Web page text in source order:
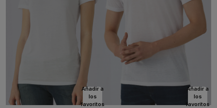
Añadir a
los
favoritos
Añadir a
los
favoritos